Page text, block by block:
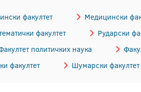
факултет Медицински
факултет Рударски
политичких наука
факултет Шумарски факултет